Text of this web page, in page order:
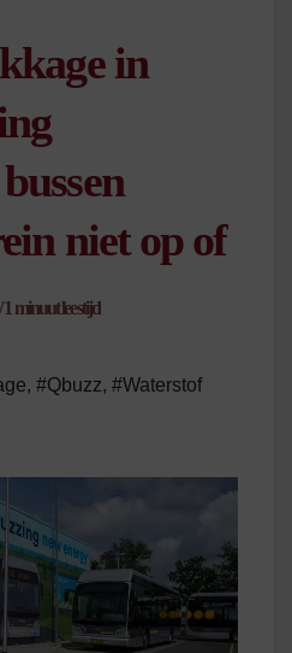
in
niet op of
/1 minuut leestijd
, #Qbuzz, #Waterstof